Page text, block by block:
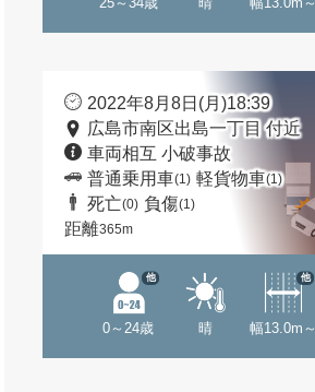
2022年8月8日(月)18:39
広島市南区出島一丁目 付近
車両相互 小破事故
普通乗用車(1) 軽貨物車(1)
死亡(0) 負傷(1)
距離365m
0～24歳
他
晴 幅13.0m～
他